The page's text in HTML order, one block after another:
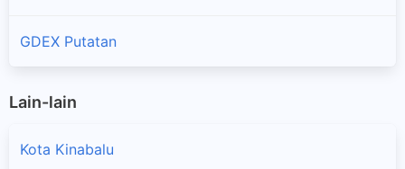
GDEX Putatan
Lain-lain
Kota Kinabalu